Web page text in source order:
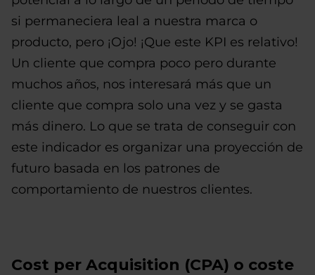
si permaneciera leal a nuestra marca o
producto, pero ¡Ojo! ¡Que este KPI es relativo!
Un cliente que compra poco pero durante
muchos años, nos interesará más que un
cliente que compra solo una vez y se gasta
más dinero. Lo que se trata de conseguir con
este indicador es organizar una proyección de
futuro basada en los patrones de
comportamiento de nuestros clientes.
Cost per Acquisition (CPA) o coste